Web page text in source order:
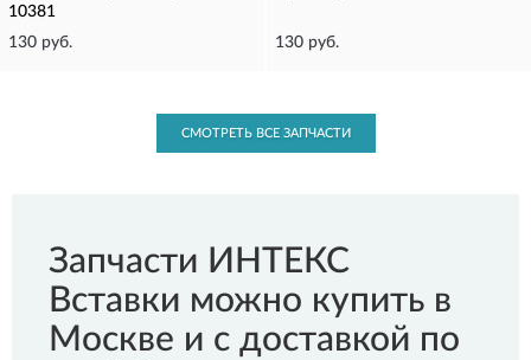
10381
130 руб.
130 руб.
СМОТРЕТЬ ВСЕ ЗАПЧАСТИ
Запчасти ИНТЕКС
Вставки можно купить в
Москве и с доставкой по